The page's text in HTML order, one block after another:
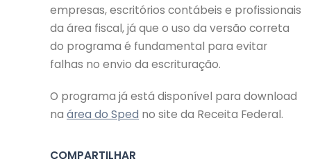
empresas, escritórios contábeis e profissionais
da área fiscal, já que o uso da versão correta
do programa é fundamental para evitar
falhas no envio da escrituração.
O programa já está disponível para download
na área do Sped no site da Receita Federal.
COMPARTILHAR